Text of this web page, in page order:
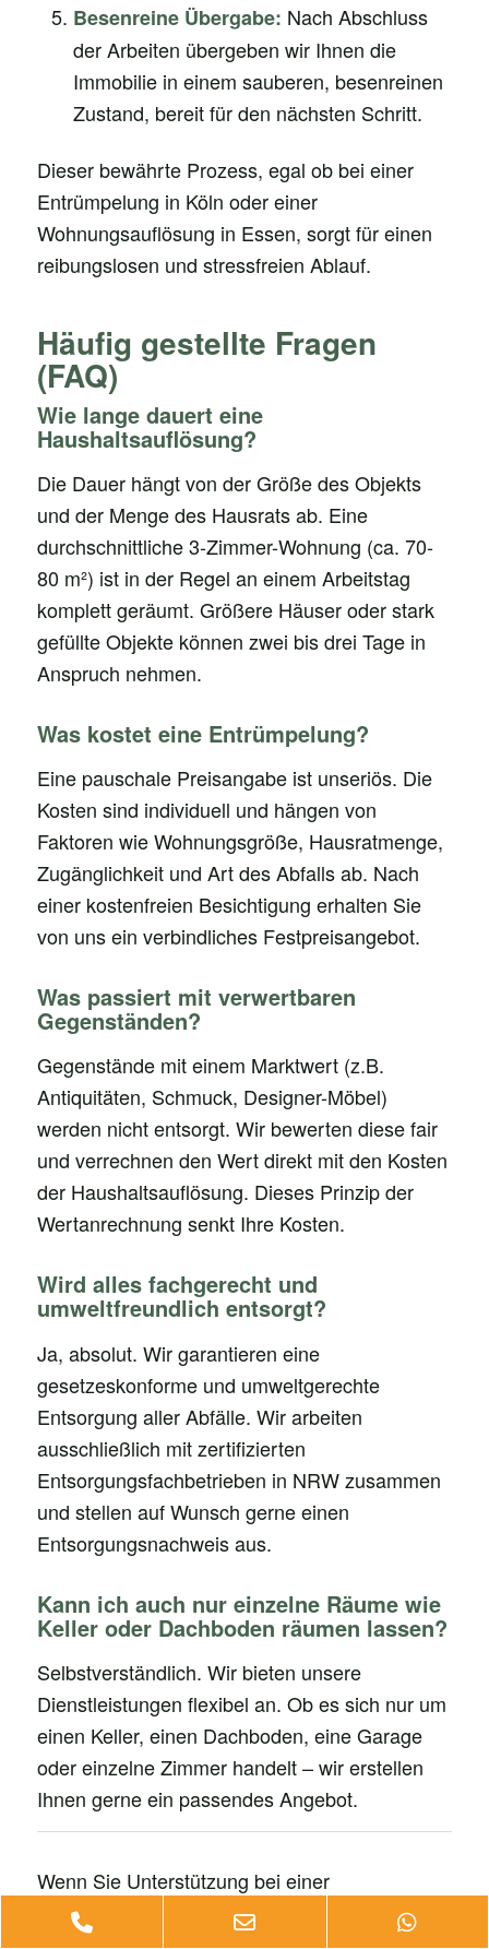
Besenreine Übergabe: Nach Abschluss
der Arbeiten übergeben wir Ihnen die
Immobilie in einem sauberen, besenreinen
Zustand, bereit für den nächsten Schritt.
Dieser bewährte Prozess, egal ob bei einer
Entrümpelung in Köln oder einer
Wohnungsauflösung in Essen, sorgt für einen
reibungslosen und stressfreien Ablauf.
Häufig gestellte Fragen
(FAQ)
Wie lange dauert eine
Haushaltsauflösung?
Die Dauer hängt von der Größe des Objekts
und der Menge des Hausrats ab. Eine
durchschnittliche 3-Zimmer-Wohnung (ca. 70-
80 m²) ist in der Regel an einem Arbeitstag
komplett geräumt. Größere Häuser oder stark
gefüllte Objekte können zwei bis drei Tage in
Anspruch nehmen.
Was kostet eine Entrümpelung?
Eine pauschale Preisangabe ist unseriös. Die
Kosten sind individuell und hängen von
Faktoren wie Wohnungsgröße, Hausratmenge,
Zugänglichkeit und Art des Abfalls ab. Nach
einer kostenfreien Besichtigung erhalten Sie
von uns ein verbindliches Festpreisangebot.
Was passiert mit verwertbaren
Gegenständen?
Gegenstände mit einem Marktwert (z.B.
Antiquitäten, Schmuck, Designer-Möbel)
werden nicht entsorgt. Wir bewerten diese fair
und verrechnen den Wert direkt mit den Kosten
der Haushaltsauflösung. Dieses Prinzip der
Wertanrechnung senkt Ihre Kosten.
Wird alles fachgerecht und
umweltfreundlich entsorgt?
Ja, absolut. Wir garantieren eine
gesetzeskonforme und umweltgerechte
Entsorgung aller Abfälle. Wir arbeiten
ausschließlich mit zertifizierten
Entsorgungsfachbetrieben in NRW zusammen
und stellen auf Wunsch gerne einen
Entsorgungsnachweis aus.
Kann ich auch nur einzelne Räume wie
Keller oder Dachboden räumen lassen?
Selbstverständlich. Wir bieten unsere
Dienstleistungen flexibel an. Ob es sich nur um
einen Keller, einen Dachboden, eine Garage
oder einzelne Zimmer handelt – wir erstellen
Ihnen gerne ein passendes Angebot.
Wenn Sie Unterstützung bei einer
Haushaltsauflösung oder